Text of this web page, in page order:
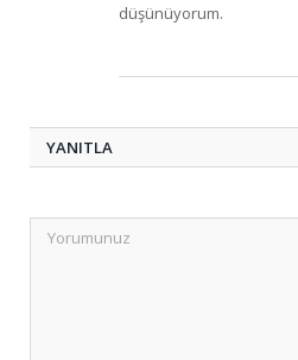
düşünüyorum.
YANITLA